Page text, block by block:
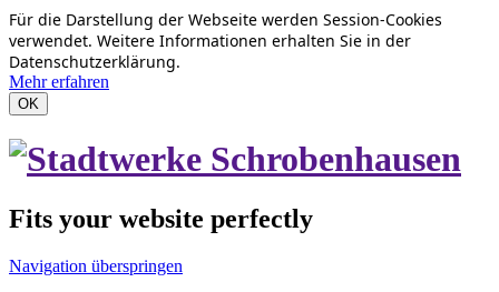
Für die Darstellung der Webseite werden Session-Cookies
verwendet. Weitere Informationen erhalten Sie in der
Datenschutzerklärung.
Mehr erfahren
OK
Fits your website perfectly
Navigation überspringen